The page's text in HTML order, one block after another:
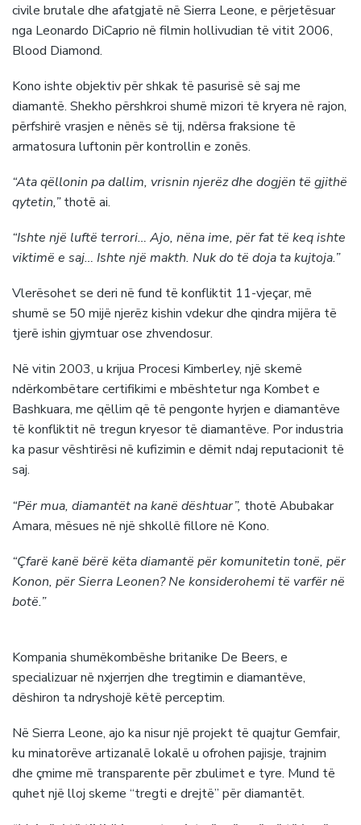
civile brutale dhe afatgjatë në Sierra Leone, e përjetësuar
nga Leonardo DiCaprio në filmin hollivudian të vitit 2006,
Blood Diamond.
Kono ishte objektiv për shkak të pasurisë së saj me
diamantë. Shekho përshkroi shumë mizori të kryera në rajon,
përfshirë vrasjen e nënës së tij, ndërsa fraksione të
armatosura luftonin për kontrollin e zonës.
“Ata qëllonin pa dallim, vrisnin njerëz dhe dogjën të gjithë
qytetin,” thotë ai.
“Ishte një luftë terrori… Ajo, nëna ime, për fat të keq ishte
viktimë e saj… Ishte një makth. Nuk do të doja ta kujtoja.”
Vlerësohet se deri në fund të konfliktit 11-vjeçar, më
shumë se 50 mijë njerëz kishin vdekur dhe qindra mijëra të
tjerë ishin gjymtuar ose zhvendosur.
Në vitin 2003, u krijua Procesi Kimberley, një skemë
ndërkombëtare certifikimi e mbështetur nga Kombet e
Bashkuara, me qëllim që të pengonte hyrjen e diamantëve
të konfliktit në tregun kryesor të diamantëve. Por industria
ka pasur vështirësi në kufizimin e dëmit ndaj reputacionit të
saj.
“Për mua, diamantët na kanë dështuar”, thotë Abubakar
Amara, mësues në një shkollë fillore në Kono.
“Çfarë kanë bërë këta diamantë për komunitetin tonë, për
Konon, për Sierra Leonen? Ne konsiderohemi të varfër në
botë.”
Kompania shumëkombëshe britanike De Beers, e
specializuar në nxjerrjen dhe tregtimin e diamantëve,
dëshiron ta ndryshojë këtë perceptim.
Në Sierra Leone, ajo ka nisur një projekt të quajtur Gemfair,
ku minatorëve artizanalë lokalë u ofrohen pajisje, trajnim
dhe çmime më transparente për zbulimet e tyre. Mund të
quhet një lloj skeme “tregti e drejtë” për diamantët.